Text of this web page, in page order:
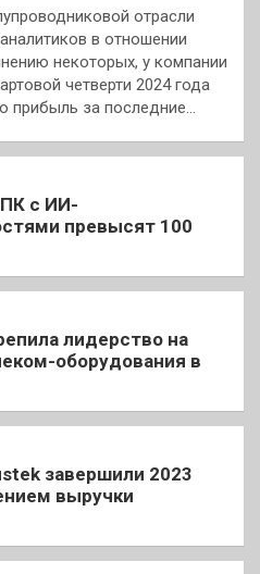
отрасли
в отношении
некоторых, у компании
четверти 2024 года
за последние…
с ИИ-
превысят 100
лидерство на
оборудования в
завершили 2023
выручки